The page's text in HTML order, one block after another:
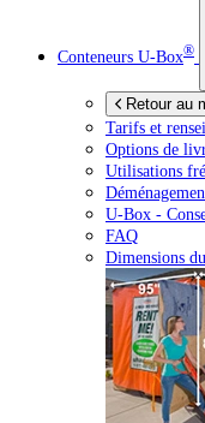
Conteneurs U-Box®
Retour au
Tarifs et
Options de
Utilisations
U-Box -
FAQ
Dimensions